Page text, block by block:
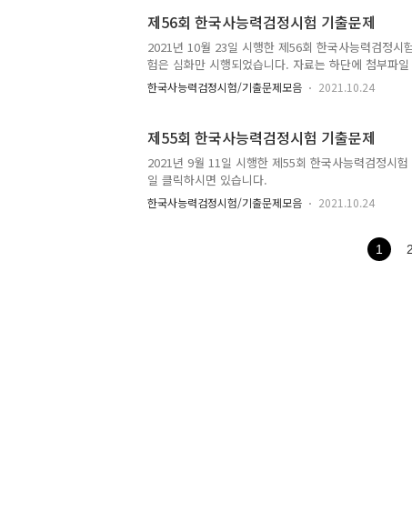
제56회 한국사능력검정시험 기출문제
2021년 10월 23일 시행한 제56회 한국사능력검정시
험은 심화만 시행되었습니다. 자료는 하단에 첨부파
한국사능력검정시험/기출문제모음 2021.10.24
제55회 한국사능력검정시험 기출문제
2021년 9월 11일 시행한 제55회 한국사능력검정시
일 클릭하시면 있습니다.
한국사능력검정시험/기출문제모음 2021.10.24
1 2